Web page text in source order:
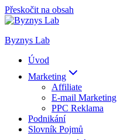
Přeskočit na obsah
Byznys Lab
Úvod
Marketing
Affiliate
E-mail Marketing
PPC Reklama
Podnikání
Slovník Pojmů